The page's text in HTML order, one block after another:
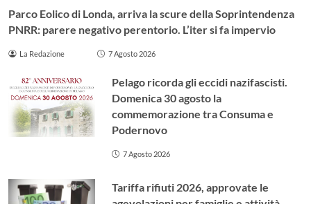
Parco Eolico di Londa, arriva la scure della Soprintendenza
PNRR: parere negativo perentorio. L’iter si fa impervio
La Redazione 7 Agosto 2026
Pelago ricorda gli eccidi nazifascisti.
Domenica 30 agosto la
commemorazione tra Consuma e
Podernovo
7 Agosto 2026
Tariffa rifiuti 2026, approvate le